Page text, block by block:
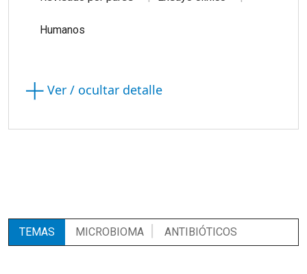
Humanos
Ver / ocultar detalle
TEMAS MICROBIOMA ANTIBIÓTICOS